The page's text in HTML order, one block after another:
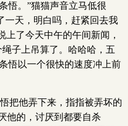
悟。”猫猫声音立马低很
一天，明白吗，赶紧回去我
了今天中午的午间新闻，
子上吊算了。哈哈哈，五
悟以一个很快的速度冲上前
把他弄下来，指指被弄坏的
他的，讨厌到都要自杀